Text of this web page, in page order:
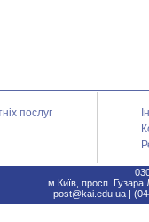
послуг
м.Київ, просп. Гузара
post@kai.edu.ua |